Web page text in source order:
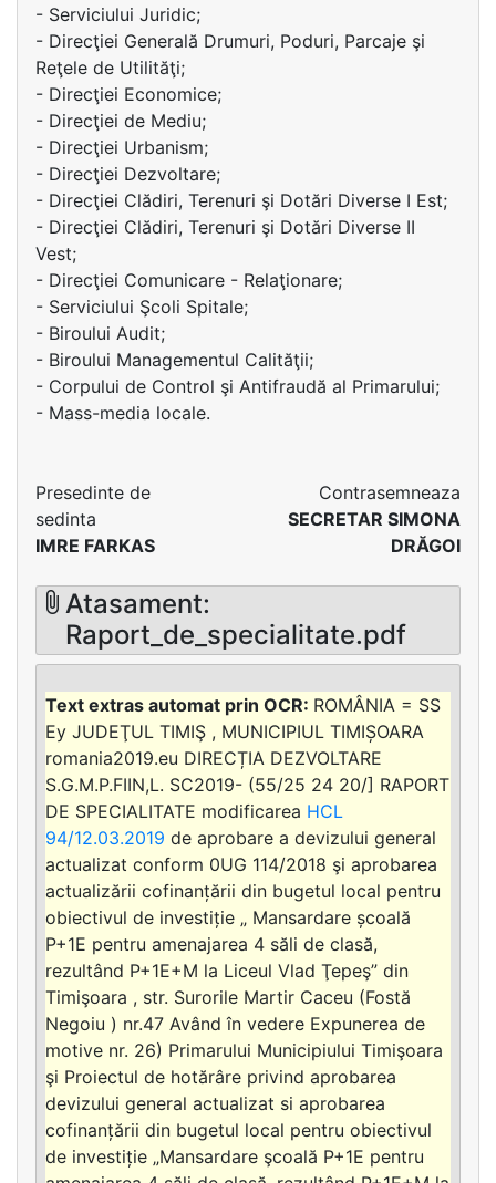
- Serviciului Juridic;
- Direcţiei Generală Drumuri, Poduri, Parcaje şi
Reţele de Utilităţi;
- Direcţiei Economice;
- Direcţiei de Mediu;
- Direcţiei Urbanism;
- Direcţiei Dezvoltare;
- Direcţiei Clădiri, Terenuri şi Dotări Diverse I Est;
- Direcţiei Clădiri, Terenuri şi Dotări Diverse II
Vest;
- Direcţiei Comunicare - Relaţionare;
- Serviciului Şcoli Spitale;
- Biroului Audit;
- Biroului Managementul Calităţii;
- Corpului de Control şi Antifraudă al Primarului;
- Mass-media locale.
Presedinte de
sedinta
IMRE FARKAS
Contrasemneaza
SECRETAR SIMONA
DRĂGOI
Atasament:
Raport_de_specialitate.pdf
ROMÂNIA = SS
Ey JUDEŢUL TIMIŞ , MUNICIPIUL TIMIȘOARA
romania2019.eu DIRECȚIA DEZVOLTARE
S.G.M.P.FIIN,L. SC2019- (55/25 24 20/] RAPORT
DE SPECIALITATE modificarea HCL
94/12.03.2019 de aprobare a devizului general
actualizat conform 0UG 114/2018 şi aprobarea
actualizării cofinanțării din bugetul local pentru
obiectivul de investiție „ Mansardare școală
P+1E pentru amenajarea 4 săli de clasă,
rezultând P+1E+M la Liceul Vlad Ţepeş” din
Timişoara , str. Surorile Martir Caceu (Fostă
Negoiu ) nr.47 Având în vedere Expunerea de
motive nr. 26) Primarului Municipiului Timişoara
şi Proiectul de hotărâre privind aprobarea
devizului general actualizat si aprobarea
cofinanțării din bugetul local pentru obiectivul
de investiție „Mansardare şcoală P+1E pentru